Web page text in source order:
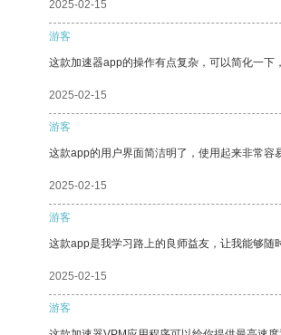
2025-02-15
游客
这款加速器app的操作有点复杂，可以简化一下
2025-02-15
游客
这款app的用户界面简洁明了，使用起来非常容
2025-02-15
游客
这款app是我学习路上的良师益友，让我能够随
2025-02-15
游客